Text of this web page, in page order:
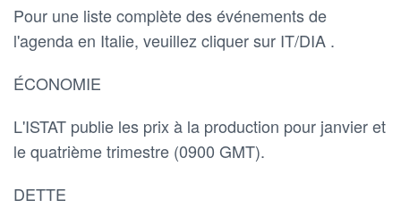
Pour une liste complète des événements de
l'agenda en Italie, veuillez cliquer sur IT/DIA .
ÉCONOMIE
L'ISTAT publie les prix à la production pour janvier et
le quatrième trimestre (0900 GMT).
DETTE